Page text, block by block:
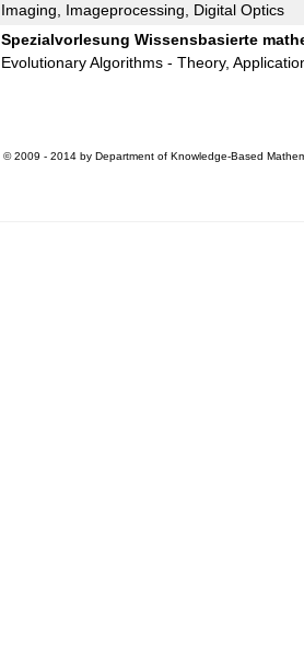
Imaging, Imageprocessing, Digital Optics
Spezialvorlesung Wissensbasierte
Evolutionary Algorithms - Theory,
© 2009 - 2014 by Department of Knowledge-Based